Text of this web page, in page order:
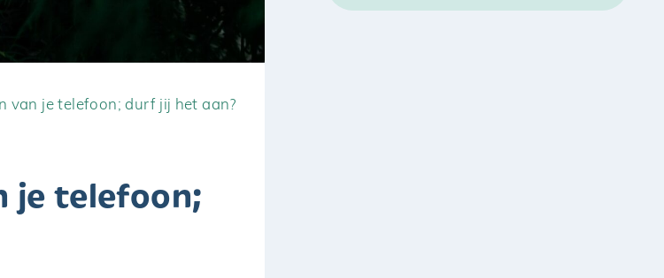
van je telefoon; durf jij het aan?
je telefoon;